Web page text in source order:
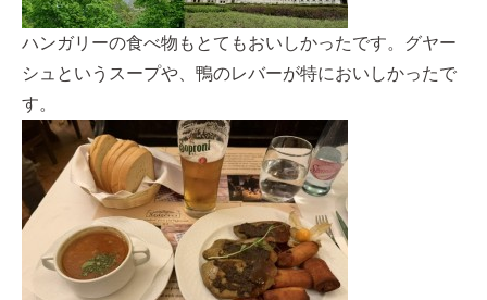
ハンガリーの食べ物もとてもおいしかったです。グヤー
シュというスープや、鴨のレバーが特においしかったで
す。